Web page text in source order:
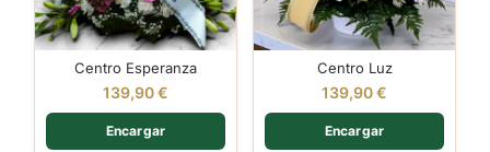
Centro Esperanza
139,90€
Encargar
Centro Luz
139,90€
Encargar